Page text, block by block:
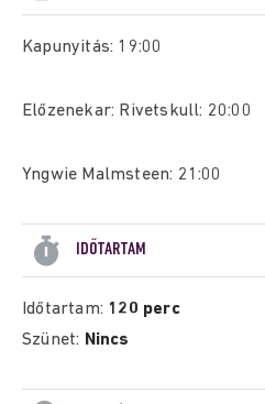
Kapunyitás: 19:00
Előzenekar: Rivetskull: 20:00
Yngwie Malmsteen: 21:00
IDŐTARTAM
Időtartam: 120 perc
Szünet: Nincs